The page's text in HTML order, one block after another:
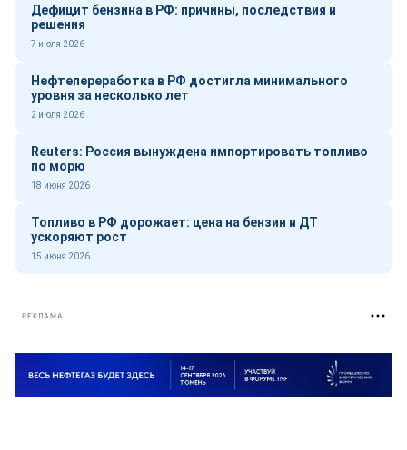
Дефицит бензина в РФ: причины, последствия и
решения
7 июля 2026
Нефтепереработка в РФ достигла минимального
уровня за несколько лет
2 июля 2026
Reuters: Россия вынуждена импортировать топливо
по морю
18 июня 2026
Топливо в РФ дорожает: цена на бензин и ДТ
ускоряют рост
15 июня 2026
РЕКЛАМА